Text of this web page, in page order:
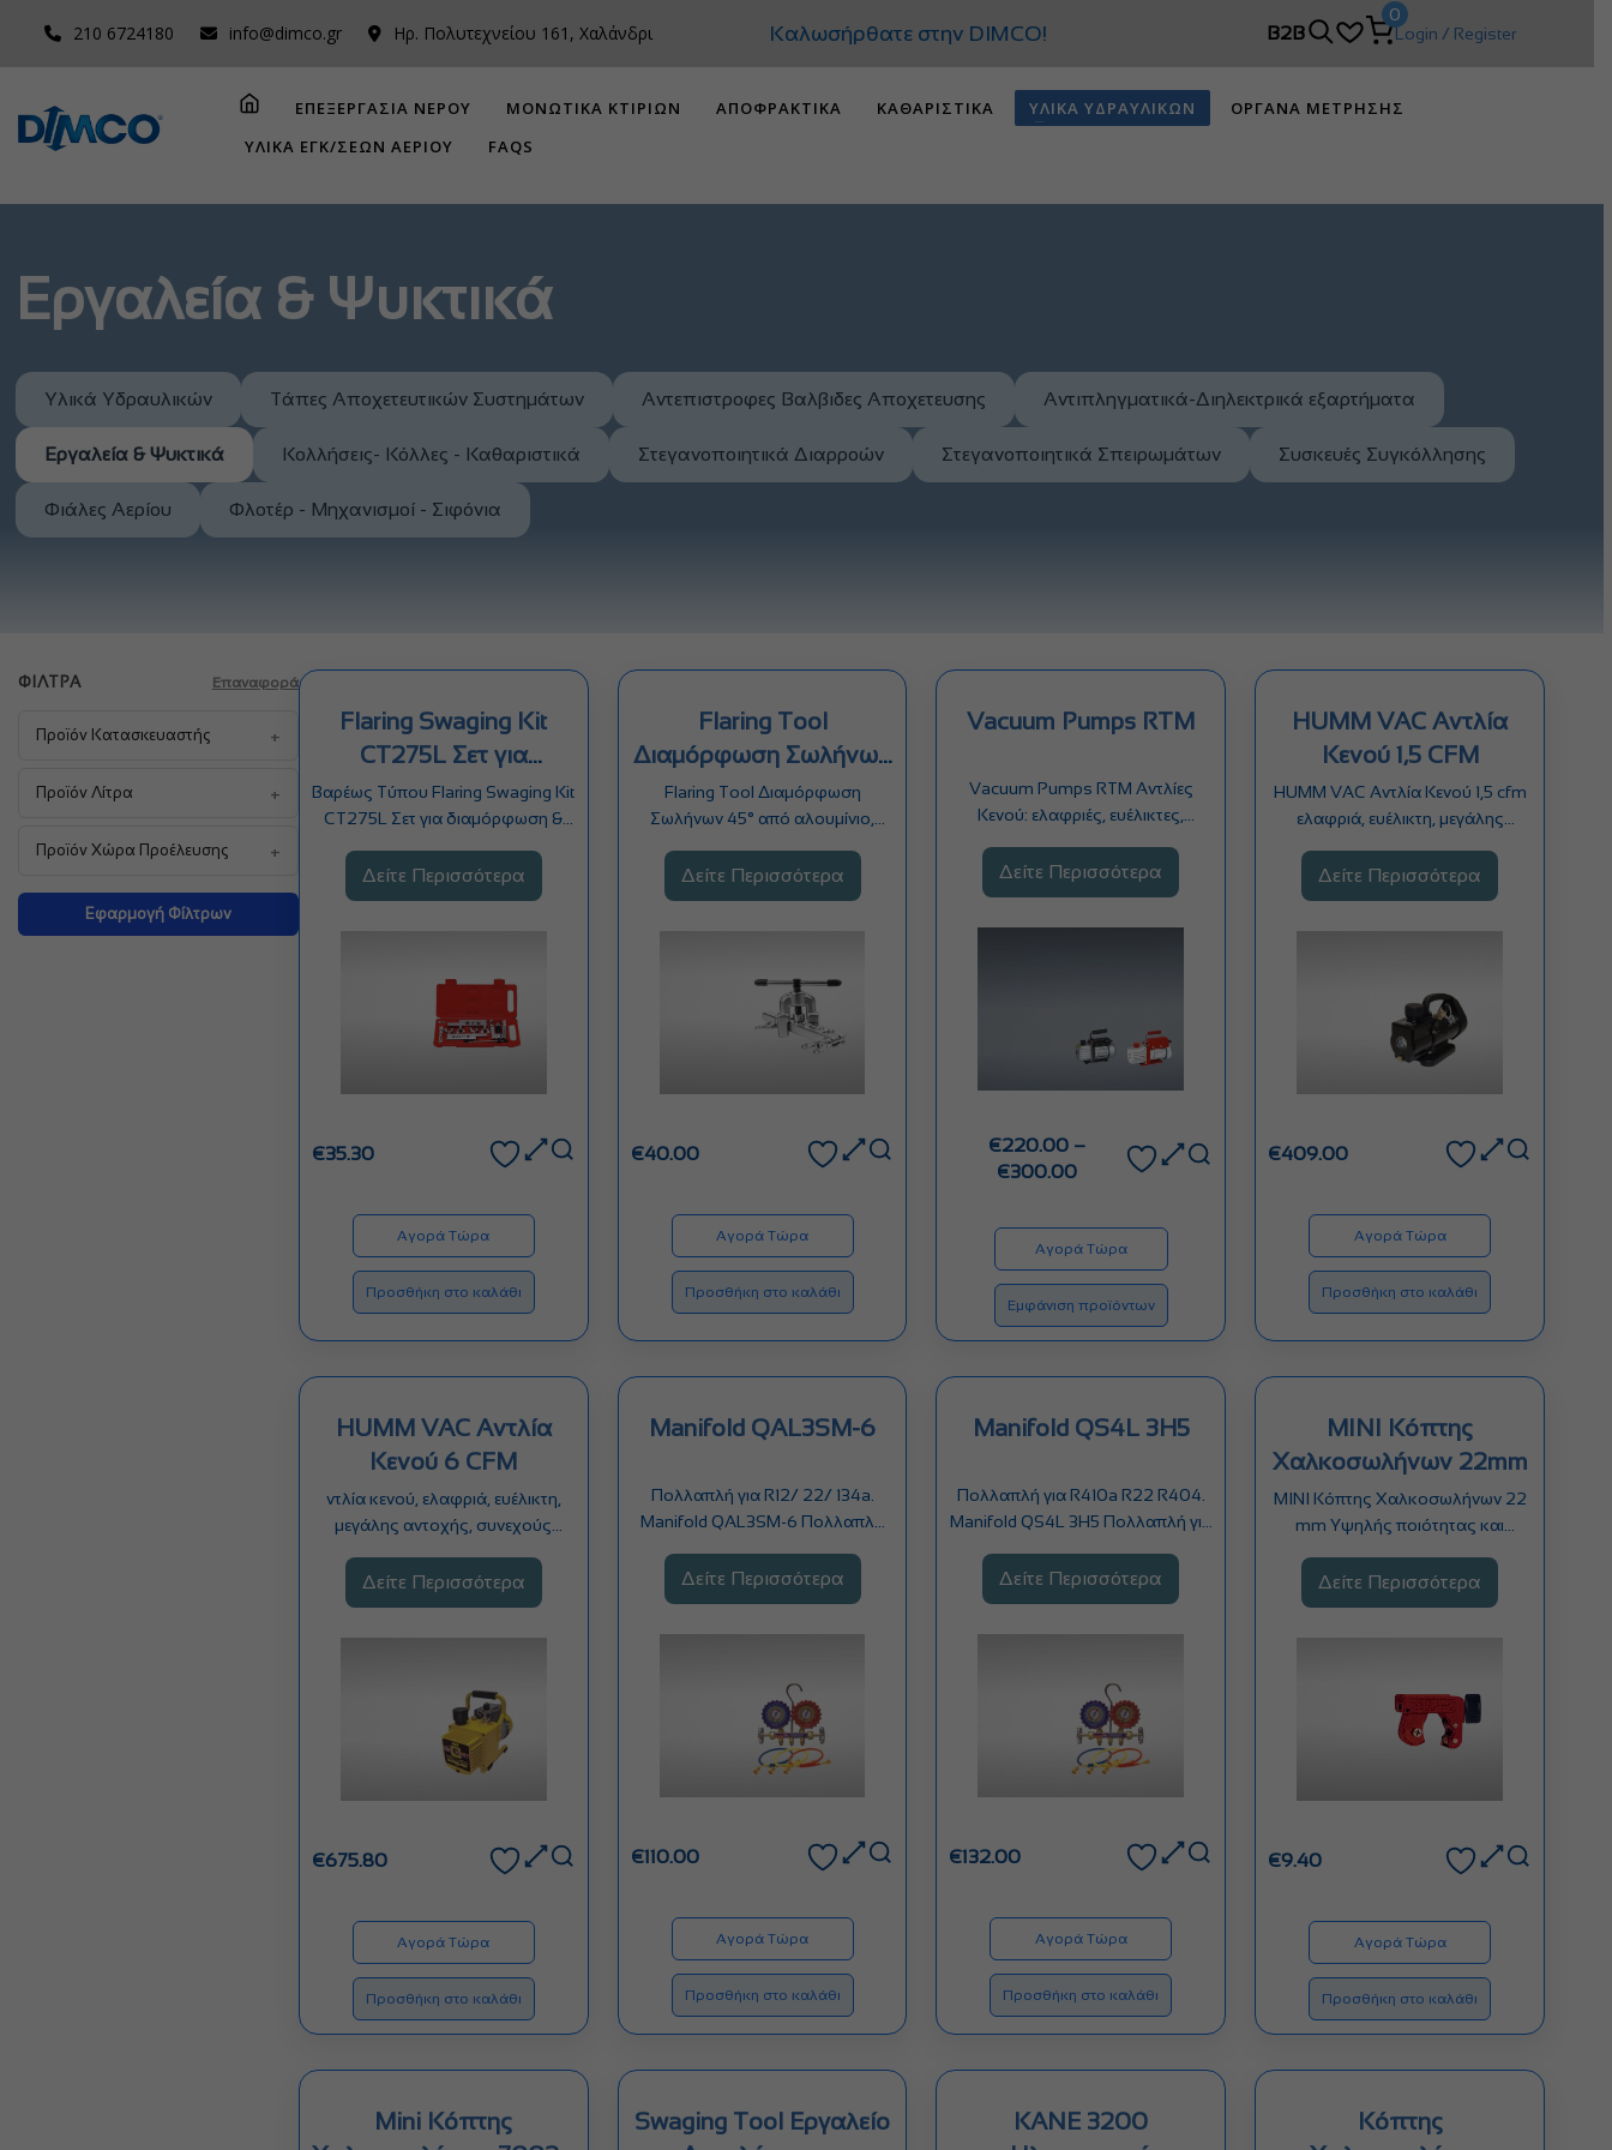
210 6724180 info@dimco.gr Ηρ. Πολυτεχνείου 161, Χαλάνδρι Καλωσήρθατε στην DIMCO! B2B
0
Login / Register
ΕΠΕΞΕΡΓΑΣΙΑ ΝΕΡΟΥ ΜΟΝΩΤΙΚΑ ΚΤΙΡΙΩΝ ΑΠΟΦΡΑΚΤΙΚΑ ΚΑΘΑΡΙΣΤΙΚΑ ΥΛΙΚΑ ΥΔΡΑΥΛΙΚΩΝ
ΟΡΓΑΝΑ ΜΕΤΡΗΣΗΣ
ΥΛΙΚΑ ΕΓΚ/ΣΕΩΝ ΑΕΡΙΟΥ
FAQS
Εργαλεία & Ψυκτικά
Υλικά Υδραυλικών Τάπες Αποχετευτικών Συστημάτων Αντεπιστροφες Βαλβιδες Αποχετευσης Αντιπληγματικά-Διηλεκτρικά εξαρτήματα
Εργαλεία & Ψυκτικά Κολλήσεις- Κόλλες - Καθαριστικά Στεγανοποιητικά Διαρροών Στεγανοποιητικά Σπειρωμάτων Συσκευές Συγκόλλησης
Φιάλες Αερίου Φλοτέρ - Μηχανισμοί - Σιφόνια
ΦΊΛΤΡΑ Επαναφορά
Προϊόν Κατασκευαστής +
Προϊόν Λίτρα +
Προϊόν Χώρα Προέλευσης +
Εφαρμογή Φίλτρων
Flaring Swaging Kit
CT275L Σετ για
διαμόρφωση &...
Βαρέως Τύπου Flaring Swaging Kit
CT275L Σετ για διαμόρφωση &
Δείτε Περισσότερα
€35.30
Αγορά Τώρα
Προσθήκη στο καλάθι
Flaring Tool
Διαμόρφωση Σωλήνων
45°
Flaring Tool Διαμόρφωση
Σωλήνων 45° από αλουμίνιο,
σε…
Δείτε Περισσότερα
€40.00
Αγορά Τώρα
Προσθήκη στο καλάθι
Vacuum Pumps RTM
Vacuum Pumps RTM Αντλίες
Κενού: ελαφριές, ευέλικτες,
αερισμού και…
Δείτε Περισσότερα
€220.00 –
€300.00Price
€220.00
through
€300.00
Αγορά Τώρα
Εμφάνιση προϊόντων
HUMM VAC Αντλία
Κενού 1,5 CFM
HUMM VAC Αντλία Κενού 1,5 cfm
ελαφριά, ευέλικτη, μεγάλης
Δείτε Περισσότερα
€409.00
Αγορά Τώρα
Προσθήκη στο καλάθι
HUMM VAC Αντλία
Κενού 6 CFM
ντλία κενού, ελαφριά, ευέλικτη,
μεγάλης αντοχής, συνεχούς
Δείτε Περισσότερα
€675.80
Αγορά Τώρα
Προσθήκη στο καλάθι
Manifold QAL3SM-6
Πολλαπλή για R12/ 22/ 134a.
Manifold QAL3SM-6 Πολλαπλή
Δείτε Περισσότερα
€110.00
Αγορά Τώρα
Προσθήκη στο καλάθι
Manifold QS4L 3H5
Πολλαπλή για R410a R22 R404.
Manifold QS4L 3H5 Πολλαπλή για
Δείτε Περισσότερα
€132.00
Αγορά Τώρα
Προσθήκη στο καλάθι
MINI Κόπτης
Χαλκοσωλήνων 22mm
MINI Κόπτης Χαλκοσωλήνων 22
mm Υψηλής ποιότητας και
Δείτε Περισσότερα
€9.40
Αγορά Τώρα
Προσθήκη στο καλάθι
Mini Κόπτης
Swaging Tool Εργαλείο
KANE 3200
Κόπτης